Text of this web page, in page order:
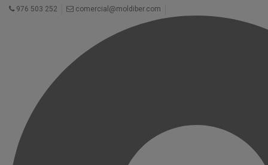
976 503 252 comercial@moldiber.com